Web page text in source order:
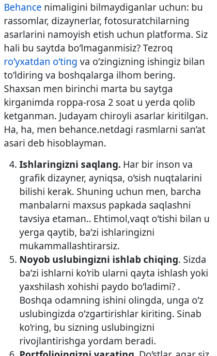
Behance nimaligini bilmaydiganlar uchun: bu
rassomlar, dizaynerlar, fotosuratchilarning
asarlarini namoyish etish uchun platforma. Siz
hali bu saytda bo’lmaganmisiz? Tezroq
ro’yxatdan o’ting va o’zingizning ishingiz bilan
to’ldiring va boshqalarga ilhom bering.
Shaxsan men birinchi marta bu saytga
kirganimda roppa-rosa 2 soat u yerda qolib
ketganman. Judayam chiroyli asarlar kiritilgan.
Ha, ha, men behance.netdagi rasmlarni san’at
asari deb hisoblayman.
Ishlaringizni saqlang. Har bir inson va
grafik dizayner, ayniqsa, o’sish nuqtalarini
bilishi kerak. Shuning uchun men, barcha
manbalarni maxsus papkada saqlashni
tavsiya etaman.. Ehtimol,vaqt o’tishi bilan u
yerga qaytib, ba’zi ishlaringizni
mukammallashtirarsiz.
Noyob uslubingizni ishlab chiqing. Sizda
ba’zi ishlarni ko’rib ularni qayta ishlash yoki
yaxshilash xohishi paydo bo’ladimi? .
Boshqa odamning ishini olingda, unga o’z
uslubingizda o’zgartirishlar kiriting. Sinab
ko’ring, bu sizning uslubingizni
rivojlantirishga yordam beradi.